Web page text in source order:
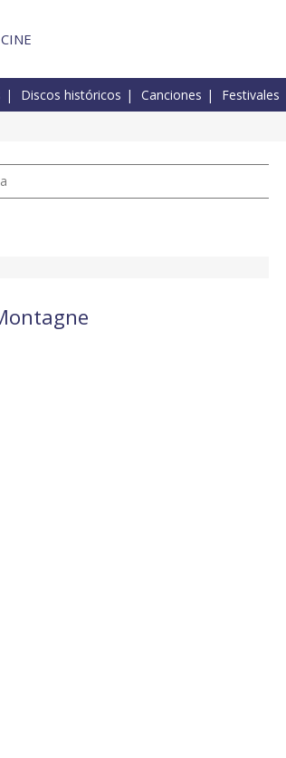
CINE
Discos históricos Canciones Festivales